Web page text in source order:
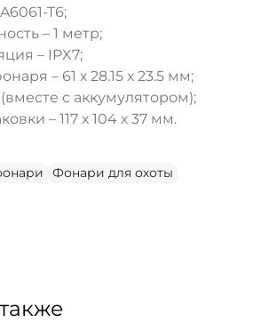
T6;
– 1 метр;
– IPX7;
– 61 х 28.15 х 23.5 мм;
(вместе с аккумулятором);
– 117 х 104 х 37 мм.
Фонари для охоты